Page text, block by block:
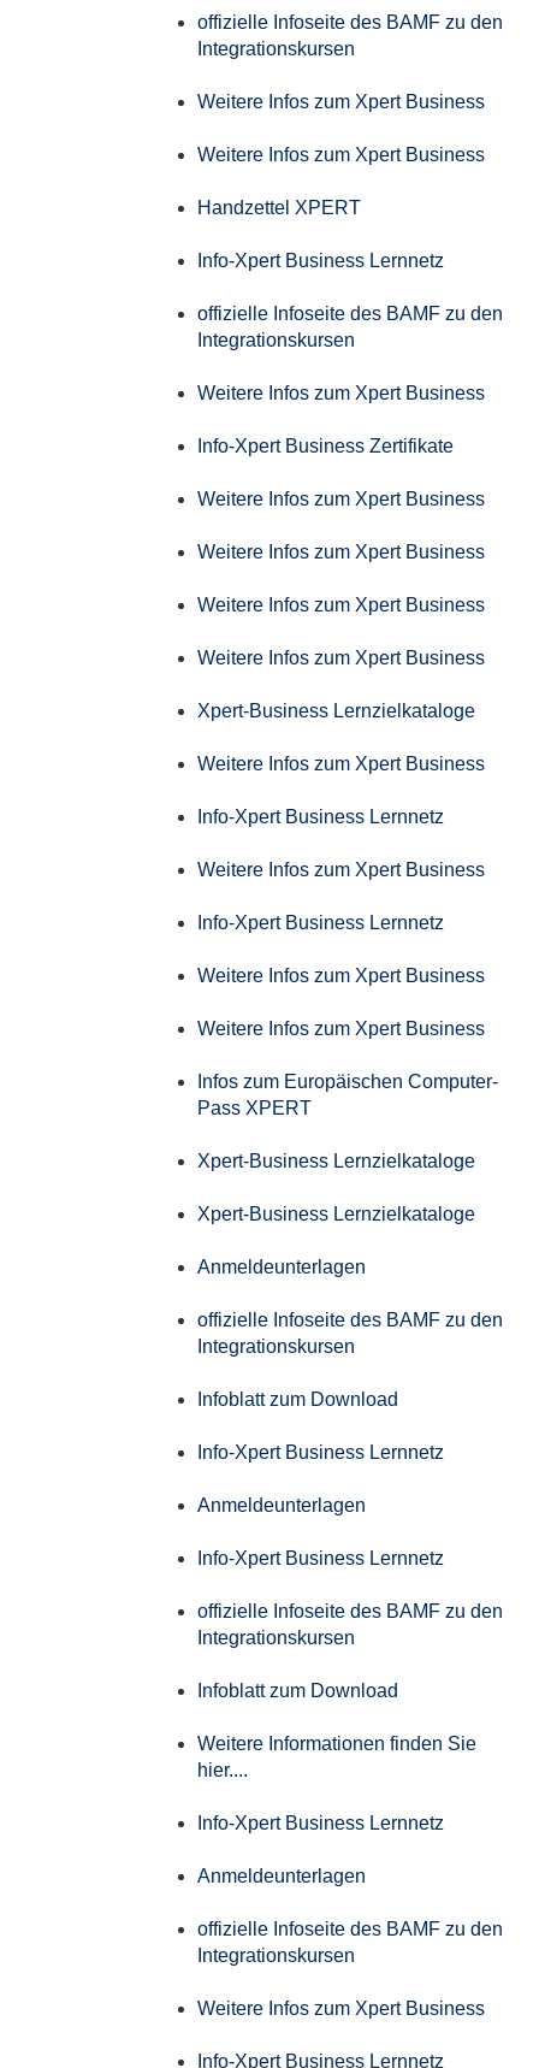
offizielle Infoseite des BAMF zu den
Integrationskursen
Weitere Infos zum Xpert Business
Weitere Infos zum Xpert Business
Handzettel XPERT
Info-Xpert Business Lernnetz
offizielle Infoseite des BAMF zu den
Integrationskursen
Weitere Infos zum Xpert Business
Info-Xpert Business Zertifikate
Weitere Infos zum Xpert Business
Weitere Infos zum Xpert Business
Weitere Infos zum Xpert Business
Weitere Infos zum Xpert Business
Xpert-Business Lernzielkataloge
Weitere Infos zum Xpert Business
Info-Xpert Business Lernnetz
Weitere Infos zum Xpert Business
Info-Xpert Business Lernnetz
Weitere Infos zum Xpert Business
Weitere Infos zum Xpert Business
Infos zum Europäischen Computer-
Pass XPERT
Xpert-Business Lernzielkataloge
Xpert-Business Lernzielkataloge
Anmeldeunterlagen
offizielle Infoseite des BAMF zu den
Integrationskursen
Infoblatt zum Download
Info-Xpert Business Lernnetz
Anmeldeunterlagen
Info-Xpert Business Lernnetz
offizielle Infoseite des BAMF zu den
Integrationskursen
Infoblatt zum Download
Weitere Informationen finden Sie
hier....
Info-Xpert Business Lernnetz
Anmeldeunterlagen
offizielle Infoseite des BAMF zu den
Integrationskursen
Weitere Infos zum Xpert Business
Info-Xpert Business Lernnetz